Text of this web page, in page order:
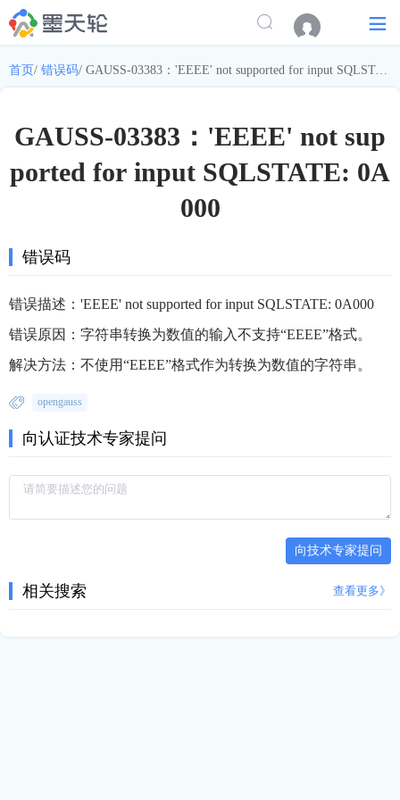
首页/ 错误码/ GAUSS-03383：'EEEE' not supported for input SQLSTATE: 0A000
GAUSS-03383：'EEEE' not sup
ported for input SQLSTATE: 0A
000
错误码
错误描述：'EEEE' not supported for input SQLSTATE: 0A000
错误原因：字符串转换为数值的输入不支持“EEEE”格式。
解决方法：不使用“EEEE”格式作为转换为数值的字符串。
opengauss
向认证技术专家提问
向技术专家提问
相关搜索 查看更多》